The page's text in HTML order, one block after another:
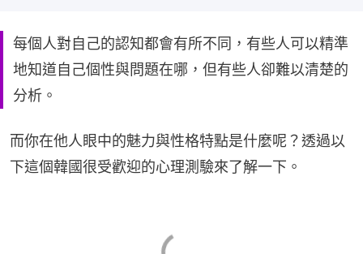
每個人對自己的認知都會有所不同，有些人可以精準
地知道自己個性與問題在哪，但有些人卻難以清楚的
分析。
而你在他人眼中的魅力與性格特點是什麼呢？透過以
下這個韓國很受歡迎的心理測驗來了解一下。